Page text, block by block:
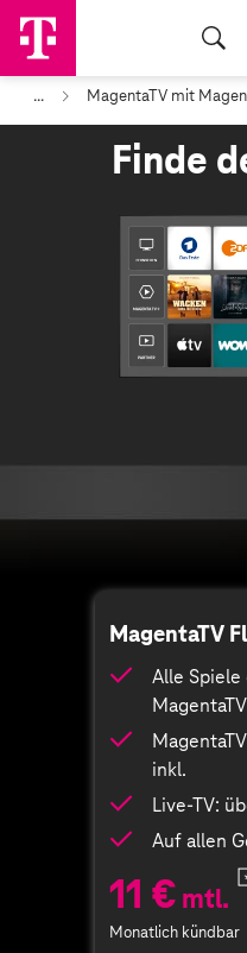
... MagentaTV mit
Finde
MagentaTV
Alle Spiele
MagentaTV
inkl.
Live-TV:
Auf allen
11 € mtl.
Monatlich kündbar